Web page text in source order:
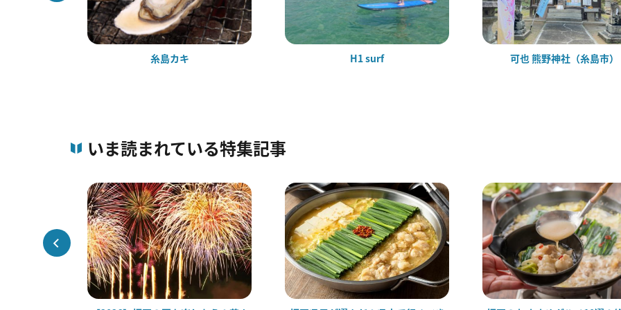
糸島カキ H1 surf 可也 熊野神社（糸島市）
いま読まれている特集記事